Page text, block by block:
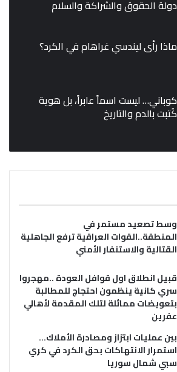
دولة الحقوق والشراكة والسلام
ماذا رأى ليندسي غراهام في الكرد؟
كوباني… ليست اسماً عابراً، بل هوية
كُتبت بالدم والتاريخ
وسط تصعيد مستمر في
المنطقة..القوات العراقية ترفع الجاهلية
القتالية والاستنفار الأمني
قبيل انطلاق اول قوافل العودة ..مهجروا
سري كانية ينظمون احتجاج للمطالبة
بتعويضات مماثلة لتلك المقدمة لأهالي
عفرين
بين عمليات ابتزاز ومصادرة الأملاك…
استمرار الانتهاكات بحق الكرد في كري
سبي شمال سوريا